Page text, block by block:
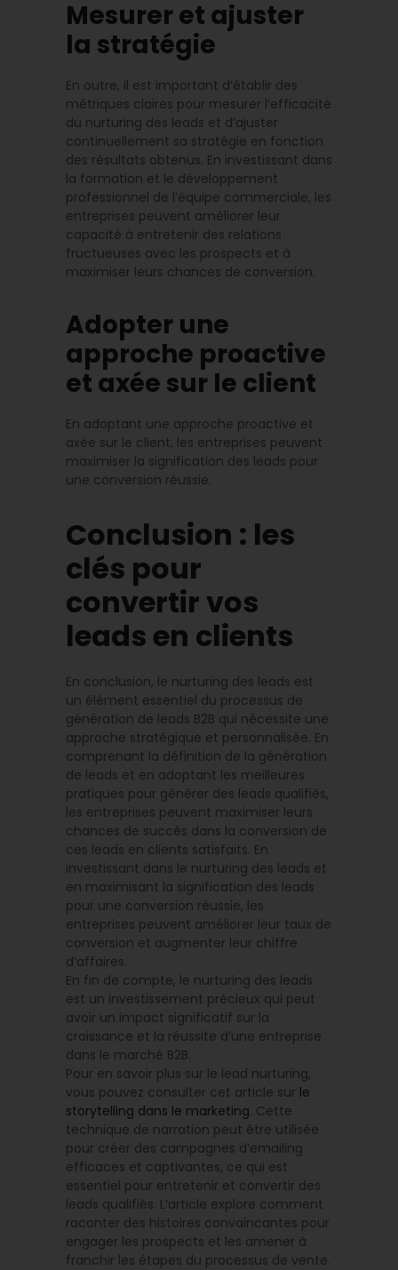
Mesurer et ajuster
la stratégie
En outre, il est important d’établir des
métriques claires pour mesurer l’efficacité
du nurturing des leads et d’ajuster
continuellement sa stratégie en fonction
des résultats obtenus. En investissant dans
la formation et le développement
professionnel de l’équipe commerciale, les
entreprises peuvent améliorer leur
capacité à entretenir des relations
fructueuses avec les prospects et à
maximiser leurs chances de conversion.
Adopter une
approche proactive
et axée sur le client
En adoptant une approche proactive et
axée sur le client, les entreprises peuvent
maximiser la signification des leads pour
une conversion réussie.
Conclusion : les
clés pour
convertir vos
leads en clients
En conclusion, le nurturing des leads est
un élément essentiel du processus de
génération de leads B2B qui nécessite une
approche stratégique et personnalisée. En
comprenant la définition de la génération
de leads et en adoptant les meilleures
pratiques pour générer des leads qualifiés,
les entreprises peuvent maximiser leurs
chances de succès dans la conversion de
ces leads en clients satisfaits. En
investissant dans le nurturing des leads et
en maximisant la signification des leads
pour une conversion réussie, les
entreprises peuvent améliorer leur taux de
conversion et augmenter leur chiffre
d’affaires.
En fin de compte, le nurturing des leads
est un investissement précieux qui peut
avoir un impact significatif sur la
croissance et la réussite d’une entreprise
dans le marché B2B.
Pour en savoir plus sur le lead nurturing,
vous pouvez consulter cet article sur le
storytelling dans le marketing. Cette
technique de narration peut être utilisée
pour créer des campagnes d’emailing
efficaces et captivantes, ce qui est
essentiel pour entretenir et convertir des
leads qualifiés. L’article explore comment
raconter des histoires convaincantes pour
engager les prospects et les amener à
franchir les étapes du processus de vente.